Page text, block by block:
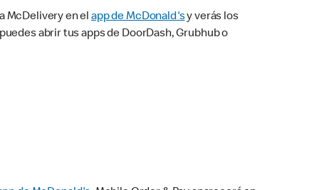
McDelivery en elapp de McDonald'sy verás los
abrir tus apps de DoorDash, Grubhub o